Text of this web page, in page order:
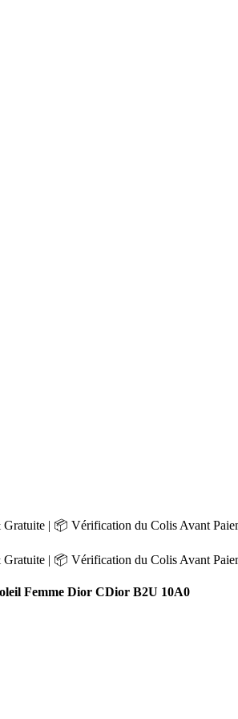
| 📦 Vérification du Colis Avant
| 📦 Vérification du Colis Avant
Femme Dior CDior B2U 10A0